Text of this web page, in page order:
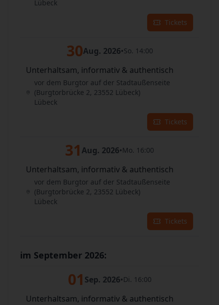
Lübeck
Tickets
30Aug. 2026•So. 14:00
Unterhaltsam, informativ & authentisch
vor dem Burgtor auf der Stadtaußenseite
(Burgtorbrücke 2, 23552 Lübeck)
Lübeck
Tickets
31 Aug. 2026•Mo. 16:00
Unterhaltsam, informativ & authentisch
vor dem Burgtor auf der Stadtaußenseite
(Burgtorbrücke 2, 23552 Lübeck)
Lübeck
Tickets
im September 2026:
01 Sep. 2026•Di. 16:00
Unterhaltsam, informativ & authentisch